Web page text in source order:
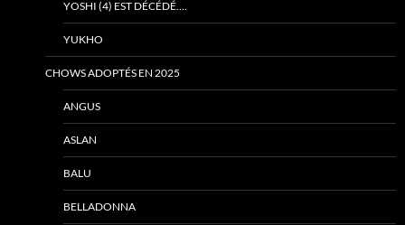
YOSHI (4) EST DÉCÉDÉ….
YUKHO
CHOWS ADOPTÉS EN 2025
ANGUS
ASLAN
BALU
BELLADONNA